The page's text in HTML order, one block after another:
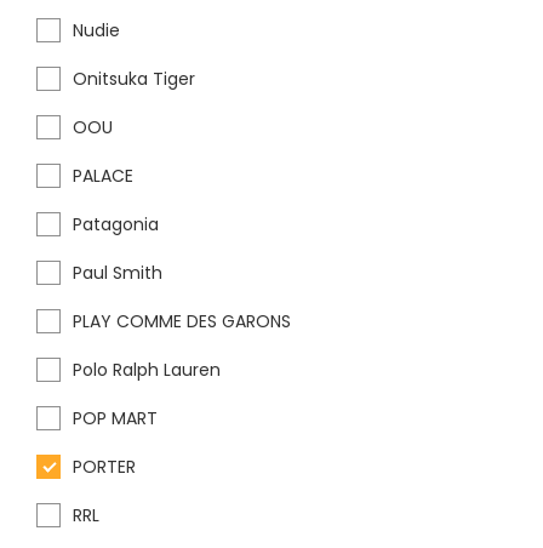
Nudie
Onitsuka Tiger
OOU
PALACE
Patagonia
Paul Smith
PLAY COMME DES GARONS
Polo Ralph Lauren
POP MART
PORTER
RRL